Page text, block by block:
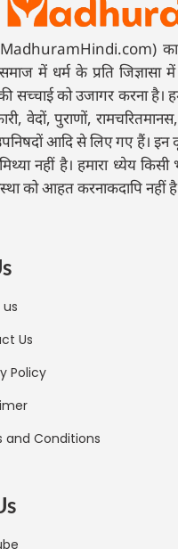
का
में धर्म के प्रति जिज्ञासा
सच्चाई को उजागर करना है।
वेदों, पुराणों,
आदि से लिए गए हैं।
नहीं है। हमारा ध्येय
को आहत करनाकदापि नहीं
Us
Policy
and Conditions